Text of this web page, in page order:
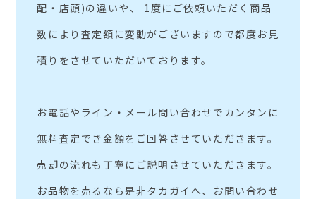
配・店頭)の違いや、 1度にご依頼いただく商品
数により査定額に変動がございますので都度お見
積りをさせていただいております。
お電話やライン・メール問い合わせでカンタンに
無料査定でき金額をご回答させていただきます。
売却の流れも丁寧にご説明させていただきます。
お品物を売るなら是非タカガイへ、お問い合わせ